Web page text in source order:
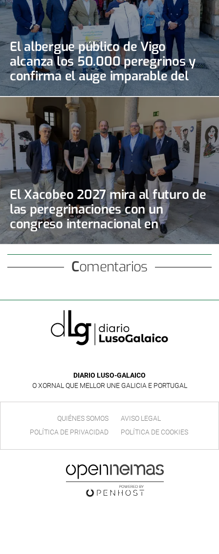
El albergue público de Vigo
alcanza los 50.000 peregrinos y
confirma el auge imparable del
Camino Portugués de la Costa
El Xacobeo 2027 mira al futuro de
las peregrinaciones con un
congreso internacional en
Santiago
Comentarios
DIARIO LUSO-GALAICO
O XORNAL QUE MELLOR UNE GALICIA E PORTUGAL
QUIÉNES SOMOS
AVISO LEGAL
POLÍTICA DE PRIVACIDAD
POLÍTICA DE COOKIES